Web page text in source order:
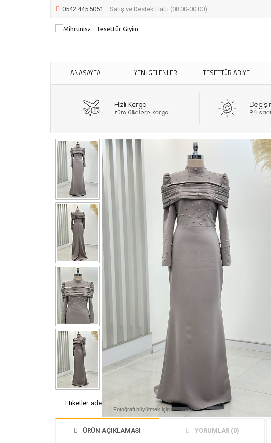
0542 445 5051 Satış ve Destek Hattı (08:00-00:00)
ANASAYFA YENİ GELENLER TESETTÜR ABİYE
Fotoğrafı büyütmek için tıklayın
Etiketler: aden abiye tesettür abiye abiye modelleri vizon renk abiye
ÜRÜN AÇIKLAMASI YORUMLAR (0)